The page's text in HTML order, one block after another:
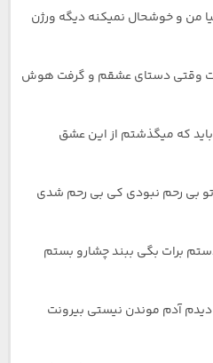
من و خوشحال نمیکنه دیگه ورژن
وقتی دستای عشقم و گرفت هوش
که میگذشتم از این عشق
بی رحم نبودی کی بی رحم شدی
برات بگی ببند چشارو بستم
آدم موندن نیستی بیرونت